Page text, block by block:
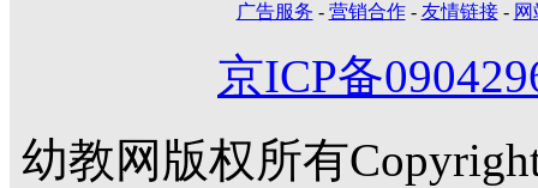
广告服务 - 营销合作- 友情链接-
京ICP备
幼教网版权所有